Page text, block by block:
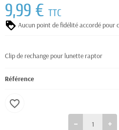
9,99 € TTC
Aucun point de fidélité accordé pour
Clip de rechange pour lunette raptor
Référence
favorite_border